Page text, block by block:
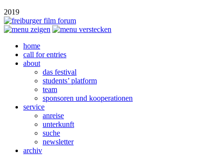
2019
home
call for entries
about
das festival
students’ platform
team
sponsoren und kooperationen
service
anreise
unterkunft
suche
newsletter
archiv